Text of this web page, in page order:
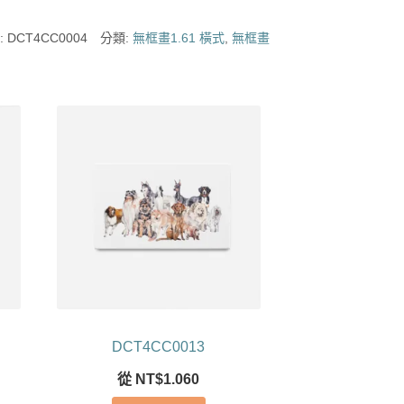
DCT4CC0004 分類:無框畫1.61 橫式 ,無框畫
DCT4CC0013
從 NT$1.060